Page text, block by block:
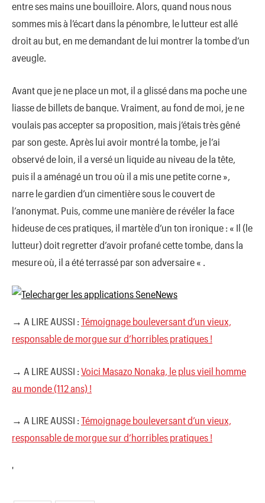
entre ses mains une bouilloire. Alors, quand nous nous
sommes mis à l’écart dans la pénombre, le lutteur est allé
droit au but, en me demandant de lui montrer la tombe d’un
aveugle.
Avant que je ne place un mot, il a glissé dans ma poche une
liasse de billets de banque. Vraiment, au fond de moi, je ne
voulais pas accepter sa proposition, mais j’étais très gêné
par son geste. Après lui avoir montré la tombe, je l’ai
observé de loin, il a versé un liquide au niveau de la tête,
puis il a aménagé un trou où il a mis une petite corne »,
narre le gardien d’un cimentière sous le couvert de
l’anonymat. Puis, comme une manière de révéler la face
hideuse de ces pratiques, il martèle d’un ton ironique : « Il (le
lutteur) doit regretter d’avoir profané cette tombe, dans la
mesure où, il a été terrassé par son adversaire « .
→ A LIRE AUSSI : Témoignage bouleversant d’un vieux,
responsable de morgue sur d’horribles pratiques !
→ A LIRE AUSSI : Voici Masazo Nonaka, le plus vieil homme
au monde (112 ans) !
→ A LIRE AUSSI : Témoignage bouleversant d’un vieux,
responsable de morgue sur d’horribles pratiques !
'